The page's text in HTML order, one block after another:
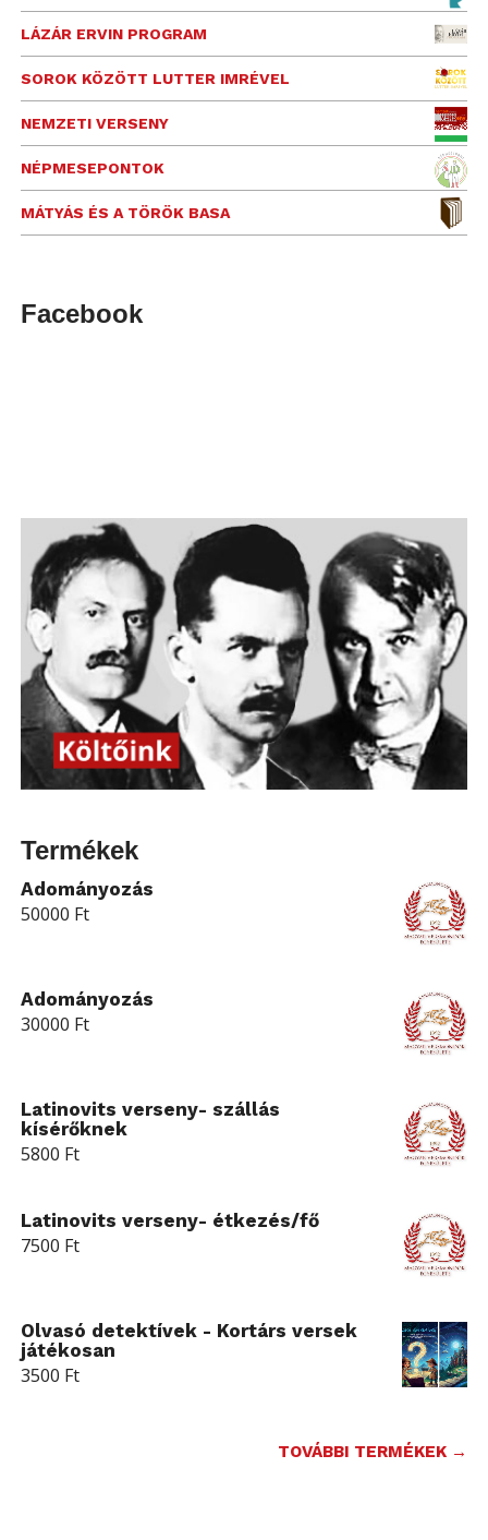
LÁZÁR ERVIN PROGRAM
SOROK KÖZÖTT LUTTER IMRÉVEL
NEMZETI VERSENY
NÉPMESEPONTOK
MÁTYÁS ÉS A TÖRÖK BASA
Facebook
Termékek
Adományozás
50000 Ft
Adományozás
30000 Ft
Latinovits verseny- szállás
kísérőknek
5800 Ft
Latinovits verseny- étkezés/fő
7500 Ft
Olvasó detektívek - Kortárs versek
játékosan
3500 Ft
TOVÁBBI TERMÉKEK →